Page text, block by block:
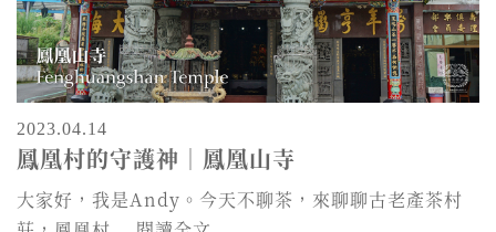
2023.04.14
鳳凰村的守護神｜鳳凰山寺
大家好，我是Andy。今天不聊茶，來聊聊古老產茶村